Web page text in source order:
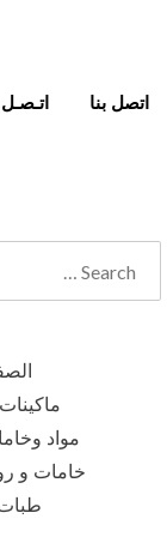
اتصل بنا
مواد
خامات و